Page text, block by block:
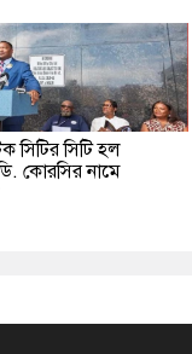
সিটির সিটি হল
কোরসির নামে